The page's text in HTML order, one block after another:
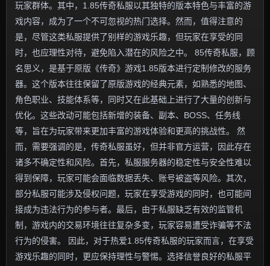
玩家群体。其中，1.85传奇私服以其独特的版本特色与丰富的游
戏内容，成为了一个不可忽视的热门选择。然而，值得注意的
是，尽管这类私服提供了别样的游戏乐趣，但玩家在享受的同
时，也应理性对待，避免陷入潜在的风险之中。 85传奇私服，顾
名思义，是基于原版《传奇》游戏1.85版本进行定制修改的服务
器。这个版本往往保留了原版游戏的经典元素，如熟悉的地图、
角色职业、技能体系等，同时又在此基础上进行了大量的创新与
优化。这些改动可能包括新增的装备、副本、BOSS、任务线
等，旨在为玩家带来更加丰富的游戏体验和更高的挑战性。 然
而，需要强调的是，传奇私服虽好，但并非官方运营，因此存在
诸多不确定性和风险。首先，私服服务器的稳定性与安全性难以
得到保障，玩家可能会面临数据丢失、账号被盗等风险。其次，
部分私服可能涉及侵权问题，玩家在享受游戏的同时，也可能间
接成为违法行为的参与者。最后，由于私服缺乏有效的监管机
制，游戏内的交易环境往往复杂多变，玩家容易遭受诈骗等不法
行为的侵害。 因此，对于热爱1.85传奇私服的玩家而言，在享受
游戏乐趣的同时，更应保持理性与警惕。选择信誉良好的私服平